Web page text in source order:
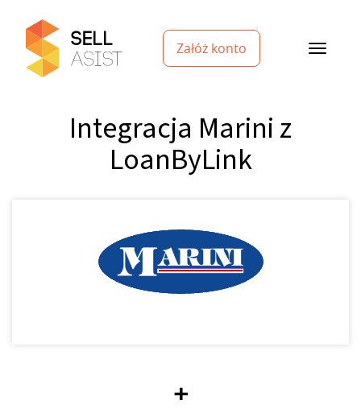
Załóż konto
Integracja Marini z
LoanByLink
+